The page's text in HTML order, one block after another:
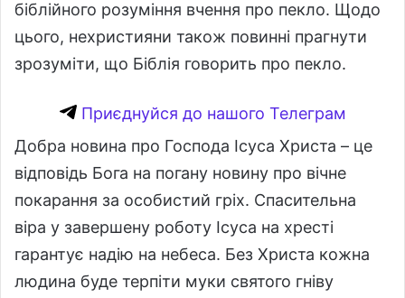
біблійного розуміння вчення про пекло. Щодо
цього, нехристияни також повинні прагнути
зрозуміти, що Біблія говорить про пекло.
Приєднуйся до нашого Телеграм
Добра новина про Господа Ісуса Христа – це
відповідь Бога на погану новину про вічне
покарання за особистий гріх. Спасительна
віра у завершену роботу Ісуса на хресті
гарантує надію на небеса. Без Христа кожна
людина буде терпіти муки святого гніву